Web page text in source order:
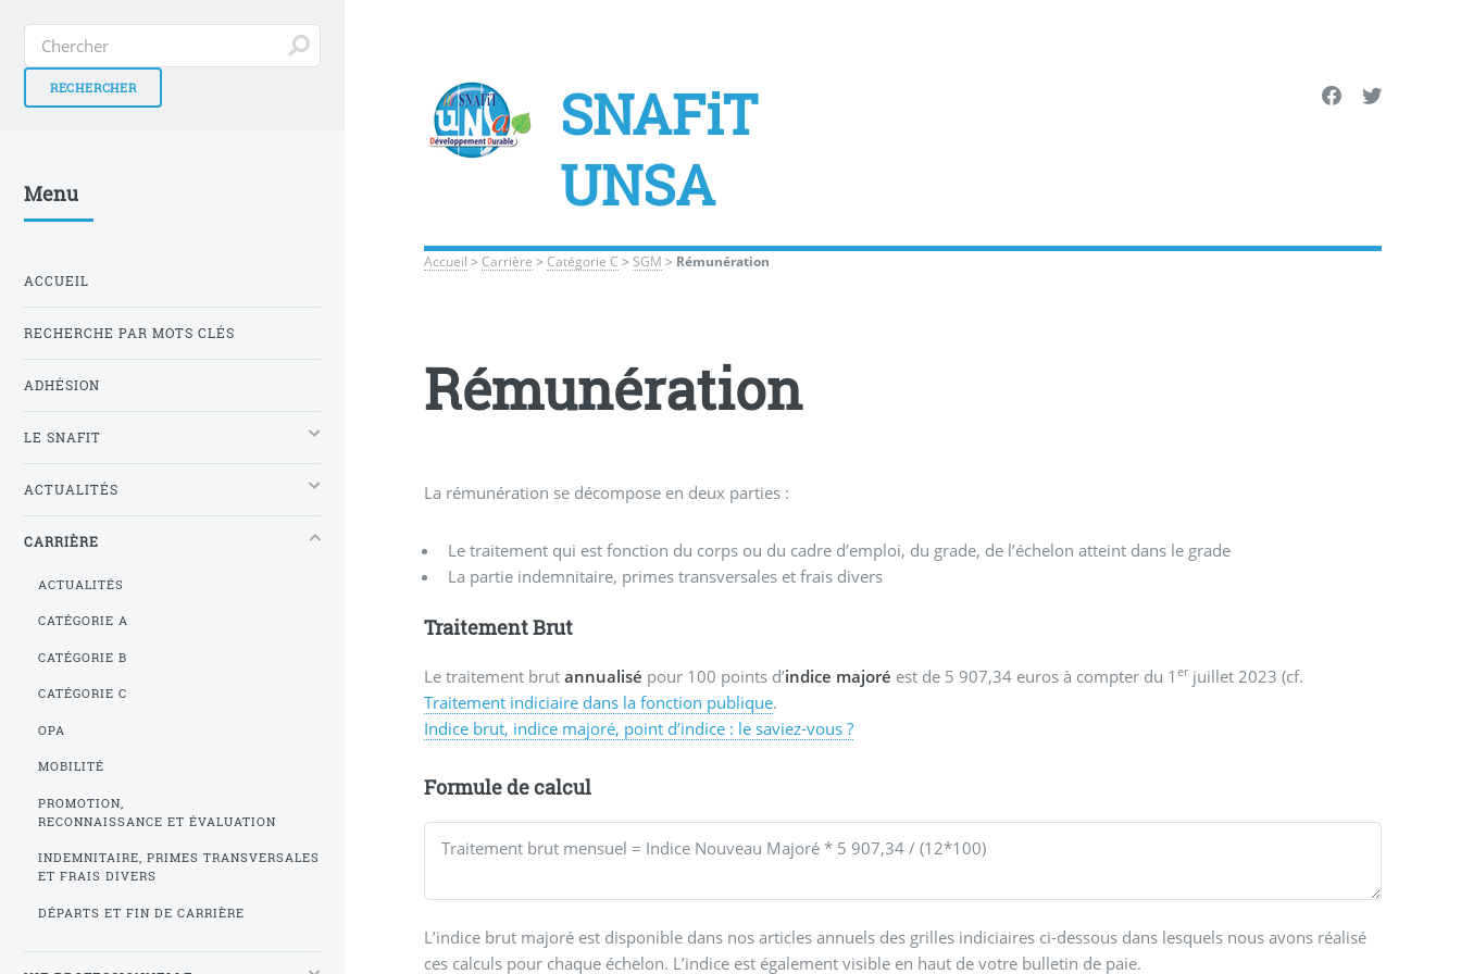
SNAFiT
UNSA
Accueil >Carrière >Catégorie C >SGM > Rémunération
Rémunération
La rémunération se décompose en deux parties :
Le traitement qui est fonction du corps ou du cadre d’emploi, du grade, de l’échelon atteint dans le grade
La partie indemnitaire, primes transversales et frais divers
Traitement Brut
Le traitement brutannualisé pour 100 points d’indice majoré est de 5 907,34 euros à compter du 1erjuillet 2023 (cf.
Traitement indiciaire dans la fonction publique.
Indice brut, indice majoré, point d’indice : le saviez-vous ?
Formule de calcul
L’indice brut majoré est disponible dans nos articles annuels des grilles indiciaires ci-dessous dans lesquels nous avons réalisé
ces calculs pour chaque échelon. L’indice est également visible en haut de votre bulletin de paie.
Menu
ACCUEIL
RECHERCHE PAR MOTS CLÉS
ADHÉSION
LE SNAFIT
ACTUALITÉS
CARRIÈRE
ACTUALITÉS
CATÉGORIE A
CATÉGORIE B
CATÉGORIE C
OPA
MOBILITÉ
PROMOTION,
RECONNAISSANCE ET ÉVALUATION
INDEMNITAIRE, PRIMES TRANSVERSALES
ET FRAIS DIVERS
DÉPARTS ET FIN DE CARRIÈRE